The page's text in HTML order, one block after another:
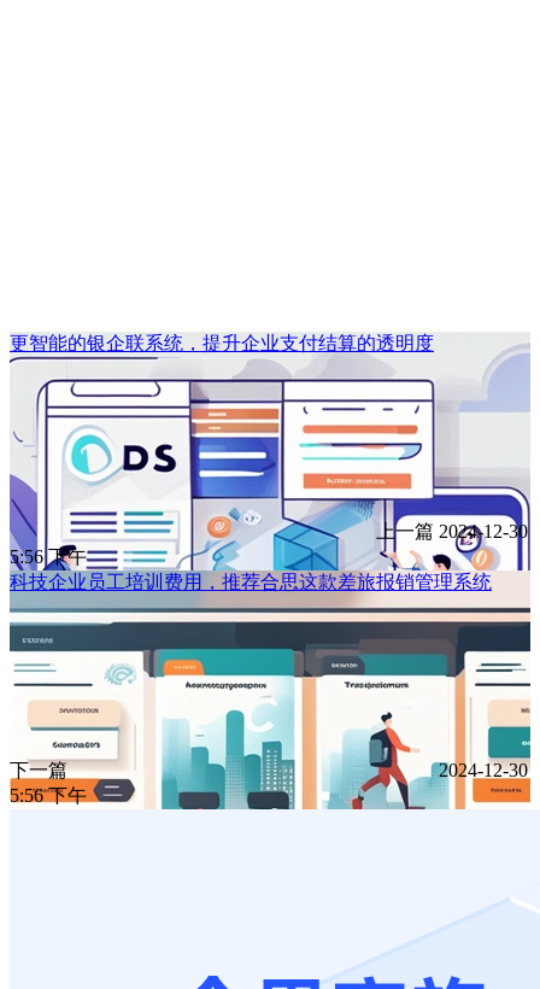
更智能的银企联系统，提升企业支付结算的透明度
上一篇 2024-12-30
5:56 下午
科技企业员工培训费用，推荐合思这款差旅报销管理系统
下一篇
2024-12-30
5:56 下午